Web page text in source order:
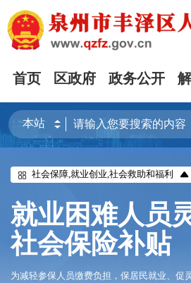
首页 区政府 政务公开
社会保障,就业创业,社会救助和福利
就业困难人员
社会保险补贴
为减轻参保人员缴费负担，保居民就业、促